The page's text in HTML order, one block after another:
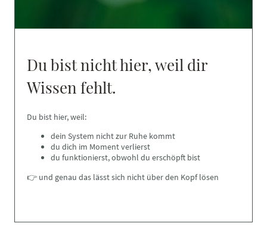
Du bist nicht hier, weil dir
Wissen fehlt.
Du bist hier, weil:
dein System nicht zur Ruhe kommt
du dich im Moment verlierst
du funktionierst, obwohl du erschöpft bist
👉 und genau das lässt sich nicht über den Kopf lösen